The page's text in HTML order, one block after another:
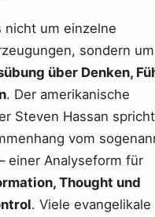
nicht um einzelne
sondern
über Denken,
. Der amerikanische
Steven Hassan
vom
einer Analyseform für
Thought und
. Viele evangelikale